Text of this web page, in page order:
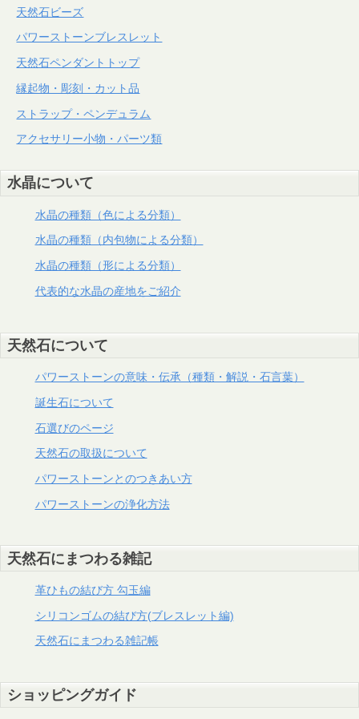
天然石ビーズ
パワーストーンブレスレット
天然石ペンダントトップ
縁起物・彫刻・カット品
ストラップ・ペンデュラム
アクセサリー小物・パーツ類
水晶について
水晶の種類（色による分類）
水晶の種類（内包物による分類）
水晶の種類（形による分類）
代表的な水晶の産地をご紹介
天然石について
パワーストーンの意味・伝承（種類・解説・石言葉）
誕生石について
石選びのページ
天然石の取扱について
パワーストーンとのつきあい方
パワーストーンの浄化方法
天然石にまつわる雑記
革ひもの結び方 勾玉編
シリコンゴムの結び方(ブレスレット編)
天然石にまつわる雑記帳
ショッピングガイド